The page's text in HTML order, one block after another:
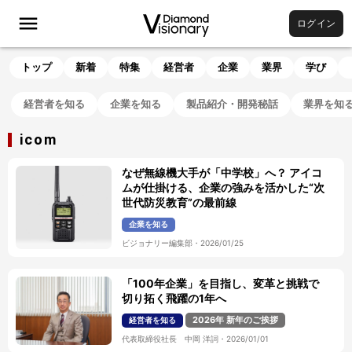
ログイン
トップ 新着 特集 経営者 企業 業界 学び
経営者を知る 企業を知る 製品紹介・開発秘話 業界を知
icom
なぜ無線機大手が「中学校」へ？ アイコ
ムが仕掛ける、企業の強みを活かした“次
世代防災教育”の最前線
企業を知る
ビジョナリー編集部・ 2026/01/25
「100年企業」を目指し、変革と挑戦で
切り拓く飛躍の1年へ
経営者を知る 2026年 新年のご挨拶
代表取締役社長 中岡 洋詞・ 2026/01/01